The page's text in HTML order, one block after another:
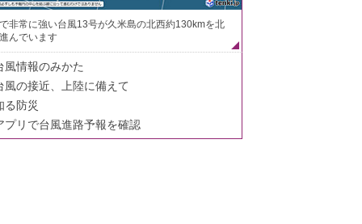
非常に強い台風13号が久米島の北西約130kmを北
んでいます
風情報のみかた
風の接近、上陸に備えて
る防災
プリで台風進路予報を確認